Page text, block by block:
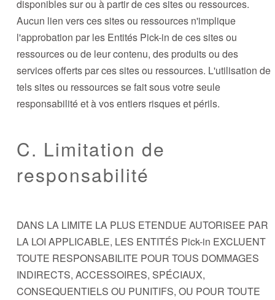
disponibles sur ou à partir de ces sites ou ressources.
Aucun lien vers ces sites ou ressources n'implique
l'approbation par les Entités Pick-in de ces sites ou
ressources ou de leur contenu, des produits ou des
services offerts par ces sites ou ressources. L'utilisation de
tels sites ou ressources se fait sous votre seule
responsabilité et à vos entiers risques et périls.
C. Limitation de
responsabilité
DANS LA LIMITE LA PLUS ETENDUE AUTORISEE PAR
LA LOI APPLICABLE, LES ENTITÉS Pick-in EXCLUENT
TOUTE RESPONSABILITE POUR TOUS DOMMAGES
INDIRECTS, ACCESSOIRES, SPÉCIAUX,
CONSEQUENTIELS OU PUNITIFS, OU POUR TOUTE